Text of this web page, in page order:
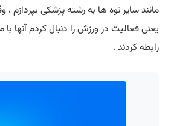
مانند سایر نوه ها به رشته پزشکی
یعنی فعالیت در ورزش را دنبال کردم آنها
رابطه کردند .